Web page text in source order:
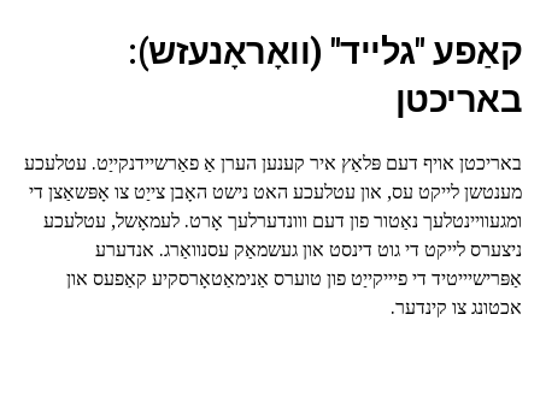
קאַפע "גלייד" (וואָראָנעזש):
באריכטן
באריכטן אויף דעם פּלאַץ איר קענען הערן אַ פאַרשיידנקייַט. עטלעכע
מענטשן לייקט עס, און עטלעכע האט נישט האָבן צייַט צו אָפּשאַצן די
ומגעוויינטלעך נאַטור פון דעם ווונדערלעך אָרט. לעמאָשל, עטלעכע
ניצערס לייקט די גוט דינסט און געשמאַק עסנוואַרג. אנדערע
אַפּרישיייטיד די פיייקייַט פון טוערס אַנימאַטאָרסקיע קאַפעס און
אכטונג צו קינדער.